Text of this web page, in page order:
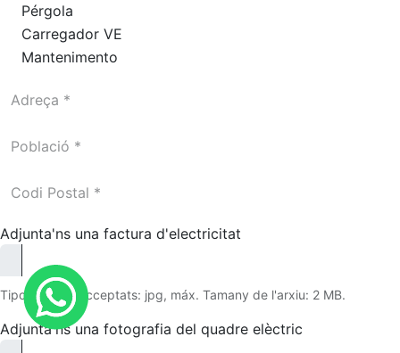
Pérgola
Carregador VE
Mantenimento
Adjunta'ns una factura d'electricitat
Tipo d'arxius acceptats: jpg, máx. Tamany de l'arxiu: 2 MB.
Adjunta'ns una fotografia del quadre elèctric